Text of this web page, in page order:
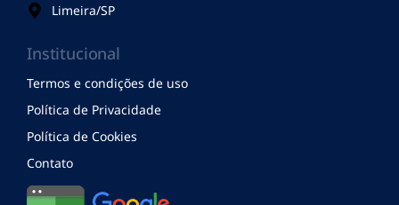
Limeira/SP
Institucional
Termos e condições de uso
Política de Privacidade
Política de Cookies
Contato